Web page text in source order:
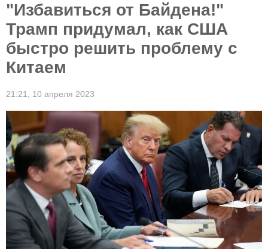
"Избавиться от Байдена!"
Трамп придумал, как США
быстро решить проблему с
Китаем
21:21, 10 апреля 2023